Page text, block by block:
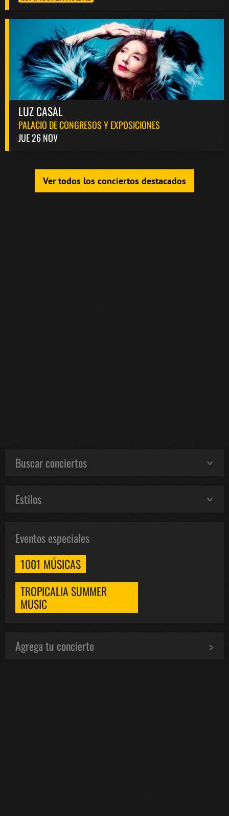
LUZ CASAL
PALACIO DE CONGRESOS Y EXPOSICIONES
JUE 26 NOV
Ver todos los conciertos destacados
Buscar conciertos
Estilos
Eventos especiales
1001 MÚSICAS
TROPICALIA SUMMER
MUSIC
Agrega tu concierto